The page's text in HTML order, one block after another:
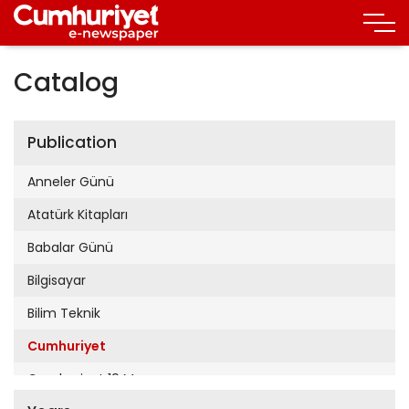
Catalog
Publication
Anneler Günü
Atatürk Kitapları
Babalar Günü
Bilgisayar
Bilim Teknik
Cumhuriyet
Cumhuriyet 19 Mayıs